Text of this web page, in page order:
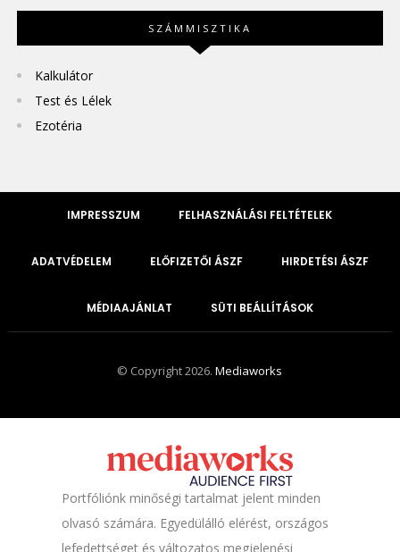
SZÁMMISZTIKA
Kalkulátor
Test és Lélek
Ezotéria
IMPRESSZUM FELHASZNÁLÁSI FELTÉTELEK
ADATVÉDELEM ELŐFIZETŐI ÁSZF HIRDETÉSI ÁSZF
MÉDIAAJÁNLAT SÜTI BEÁLLÍTÁSOK
© Copyright 2026.Mediaworks
Portfóliónk minőségi tartalmat jelent minden
olvasó számára. Egyedülálló elérést, országos
lefedettséget és változatos megjelenési